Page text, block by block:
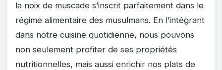
la noix de muscade s’inscrit parfaitement dans le
régime alimentaire des musulmans. En l’intégrant
dans notre cuisine quotidienne, nous pouvons
non seulement profiter de ses propriétés
nutritionnelles, mais aussi enrichir nos plats de